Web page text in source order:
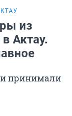
из
Актау.
принимали